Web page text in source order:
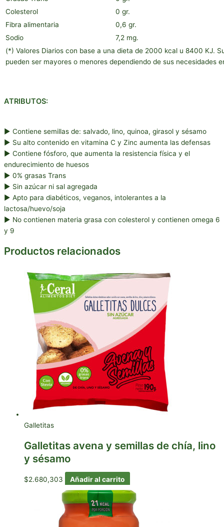
Colesterol
0 gr.
Fibra alimentaria
0,6 gr.
Sodio
7,2 mg.
(*) Valores Diarios con base a una dieta de 2000 kcal u 8400 KJ.
pueden ser mayores o menores dependiendo de sus necesidades
ATRIBUTOS:
► Contiene semillas de: salvado, lino, quinoa, girasol y sésamo
► Su alto contenido en vitamina C y Zinc aumenta las defensas
► Contiene fósforo, que aumenta la resistencia física y el
endurecimiento de huesos
► 0% grasas Trans
► Sin azúcar ni sal agregada
► Apto para diabéticos, veganos, intolerantes a la
lactosa/huevo/soja
► No contienen materia grasa con colesterol y contienen omega 6
y 9
Productos relacionados
Galletitas
Galletitas avena y semillas de chía, lino
y sésamo
$2.680,303 Añadir al carrito